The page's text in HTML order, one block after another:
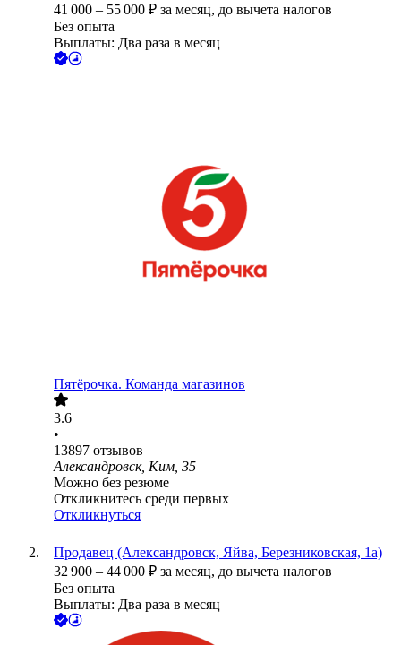
41 000 – 55 000 ₽ за месяц, до вычета налогов
Без опыта
Выплаты: Два раза в месяц
Пятёрочка. Команда магазинов
3.6
•
13897 отзывов
Александровск, Ким, 35
Можно без резюме
Откликнитесь среди первых
Откликнуться
Продавец (Александровск, Яйва, Березниковская, 1а)
32 900 – 44 000 ₽ за месяц, до вычета налогов
Без опыта
Выплаты: Два раза в месяц